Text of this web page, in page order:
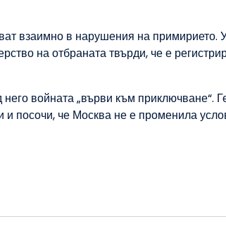
взаимно в нарушения на примирието.
на отбраната твърди, че е
войната „върви към приключване“.
и посочи, че Москва не е променила